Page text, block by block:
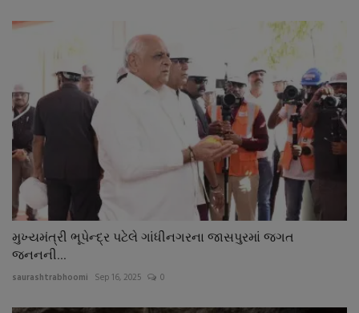
મુખ્યમંત્રી ભૂપેન્દ્ર પટેલે ગાંધીનગરના જાસપુરમાં જગત
જનનની...
saurashtrabhoomi Sep 16, 2025 0